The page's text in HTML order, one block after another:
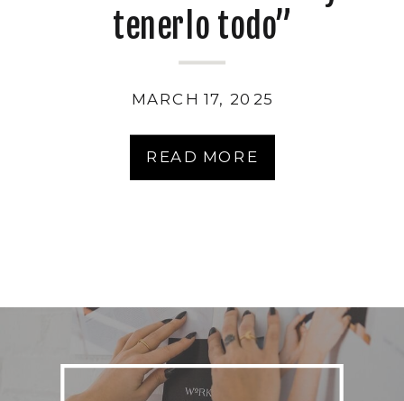
READ MORE
MARCH 17, 2025
tenerlo todo”